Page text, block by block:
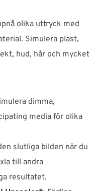
olika uttryck med
Simulera plast,
hud, hår och mycket
dimma,
media för olika
slutliga bilden när du
till andra
resultatet.